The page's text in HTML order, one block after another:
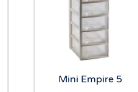
Mini Empire 5